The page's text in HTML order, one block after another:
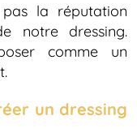
la réputation
notre dressing.
comme un
un dressing